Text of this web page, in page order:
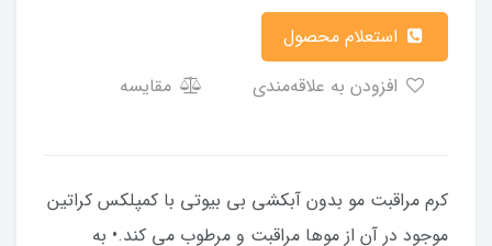
مقایسه
کرم مراقبت مو بدون آبکشی بی بیوتی با کمپلکس کراتین
موجود در آن از موها مراقبت و مرطوب می کند.• به